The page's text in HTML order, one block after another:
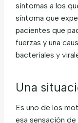
síntomas a los
síntoma que
pacientes que
fuerzas y una
bacteriales y
Una
Es uno de los
esa sensación